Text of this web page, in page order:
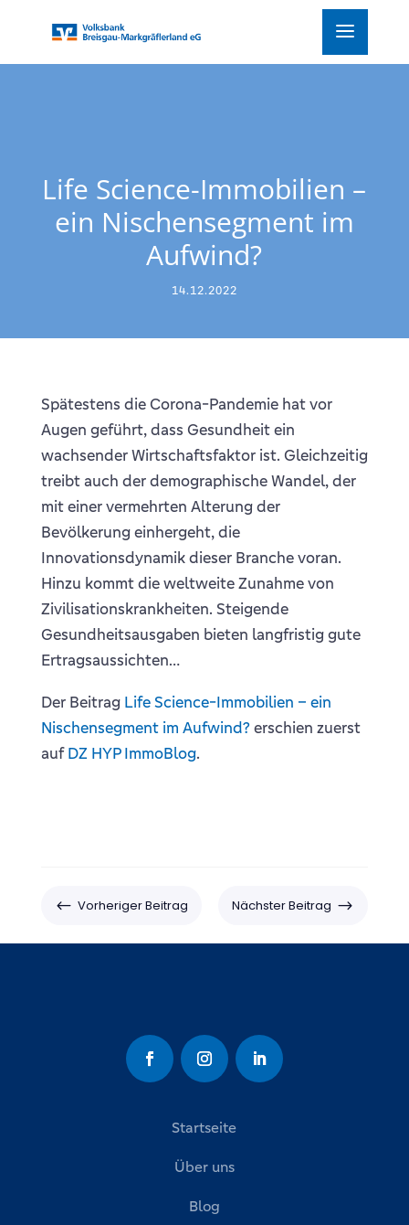
Life Science-Immobilien –
ein Nischensegment im
Aufwind?
14.12.2022
Spätestens die Corona-Pandemie hat vor
Augen geführt, dass Gesundheit ein
wachsender Wirtschaftsfaktor ist. Gleichzeitig
treibt auch der demographische Wandel, der
mit einer vermehrten Alterung der
Bevölkerung einhergeht, die
Innovationsdynamik dieser Branche voran.
Hinzu kommt die weltweite Zunahme von
Zivilisationskrankheiten. Steigende
Gesundheitsausgaben bieten langfristig gute
Ertragsaussichten…
Der Beitrag Life Science-Immobilien – ein
Nischensegment im Aufwind?erschien zuerst
aufDZ HYP ImmoBlog.
# Vorheriger Beitrag Nächster Beitrag $
Startseite
Über uns
Blog